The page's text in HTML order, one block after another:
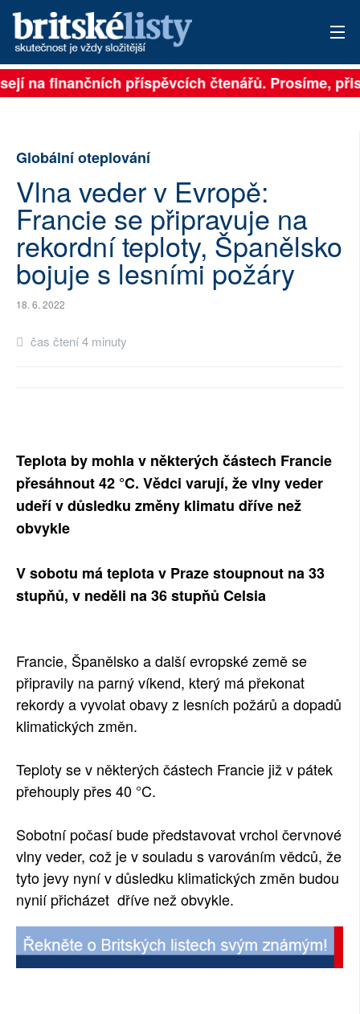
PŘIHLÁSIT
ARCHIV
ROZHOVORY
TÉMATA
NEJČTENĚJŠÍ ZA 7 DNÍ
AUTOŘI
PŘÍSPĚVKY NA PROVOZ
PLNÁ VERZE STRÁNEK
na finančních příspěvcích čtenářů. Prosíme,
Globální oteplování
Vlna veder v Evropě:
Francie se připravuje na
rekordní teploty, Španělsko
bojuje s lesními požáry
18. 6. 2022
čas čtení 4 minuty
Teplota by mohla v některých částech Francie
přesáhnout 42 °C. Vědci varují, že vlny veder
udeří v důsledku změny klimatu dříve než
obvykle
V sobotu má teplota v Praze stoupnout na 33
stupňů, v neděli na 36 stupňů Celsia
Francie, Španělsko a další evropské země se
připravily na parný víkend, který má překonat
rekordy a vyvolat obavy z lesních požárů a dopadů
klimatických změn.
Teploty se v některých částech Francie již v pátek
přehouply přes 40 °C.
Sobotní počasí bude představovat vrchol červnové
vlny veder, což je v souladu s varováním vědců, že
tyto jevy nyní v důsledku klimatických změn budou
nynií přicházet dříve než obvykle.